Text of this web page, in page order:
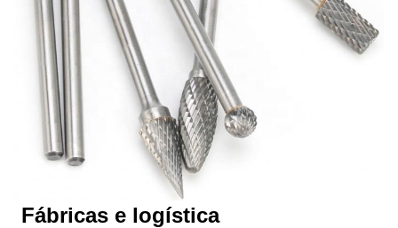
Fábricas e logística